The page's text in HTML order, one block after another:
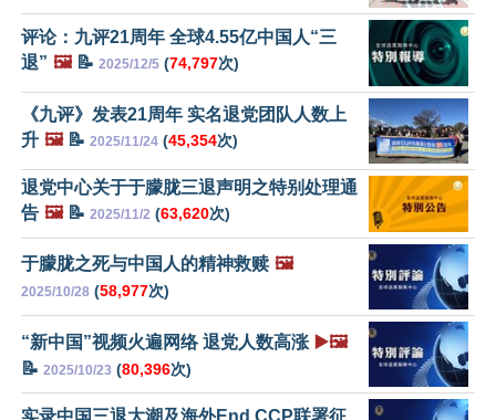
评论：九评21周年 全球4.55亿中国人“三
退” 🖼️📝 2025/12/5 (74,797次)
《九评》发表21周年 实名退党团队人数上
升 🖼️📝 2025/11/24 (45,354次)
退党中心关于于朦胧三退声明之特别处理通
告 🖼️📝 2025/11/2 (63,620次)
于朦胧之死与中国人的精神救赎 🖼️
2025/10/28 (58,977次)
“新中国”视频火遍网络 退党人数高涨 ▶️🖼️
📝 2025/10/23 (80,396次)
实录中国三退大潮及海外End CCP联署征